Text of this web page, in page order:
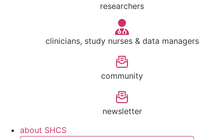
researchers
clinicians, study nurses & data managers
community
newsletter
about SHCS